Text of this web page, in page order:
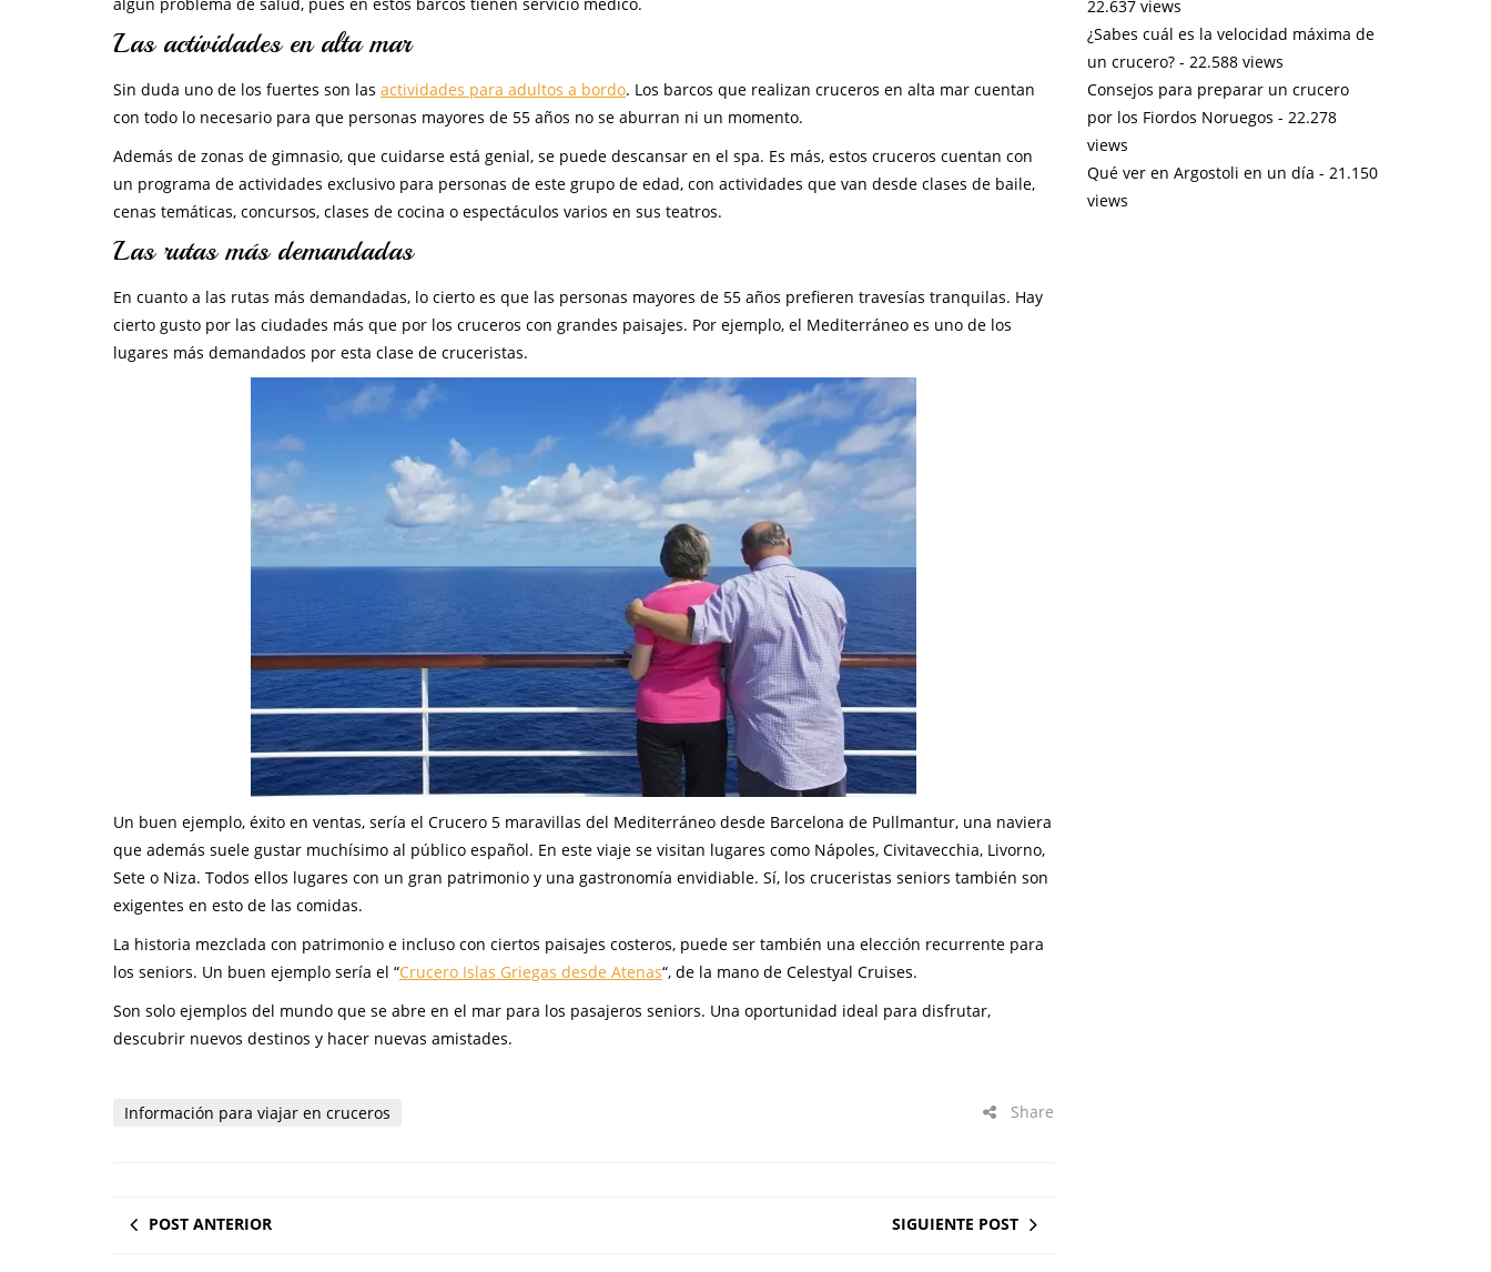
Las actividades en alta mar
Sin duda uno de los fuertes son las actividades para adultos a bordo. Los barcos que realizan cruceros en alta mar cuentan
con todo lo necesario para que personas mayores de 55 años no se aburran ni un momento.
Además de zonas de gimnasio, que cuidarse está genial, se puede descansar en el spa. Es más, estos cruceros cuentan con
un programa de actividades exclusivo para personas de este grupo de edad, con actividades que van desde clases de baile,
cenas temáticas, concursos, clases de cocina o espectáculos varios en sus teatros.
Las rutas más demandadas
En cuanto a las rutas más demandadas, lo cierto es que las personas mayores de 55 años prefieren travesías tranquilas. Hay
cierto gusto por las ciudades más que por los cruceros con grandes paisajes. Por ejemplo, el Mediterráneo es uno de los
lugares más demandados por esta clase de cruceristas.
Un buen ejemplo, éxito en ventas, sería el Crucero 5 maravillas del Mediterráneo desde Barcelona de Pullmantur, una naviera
que además suele gustar muchísimo al público español. En este viaje se visitan lugares como Nápoles, Civitavecchia, Livorno,
Sete o Niza. Todos ellos lugares con un gran patrimonio y una gastronomía envidiable. Sí, los cruceristas seniors también son
exigentes en esto de las comidas.
La historia mezclada con patrimonio e incluso con ciertos paisajes costeros, puede ser también una elección recurrente para
los seniors. Un buen ejemplo sería el “Crucero Islas Griegas desde Atenas“, de la mano de Celestyal Cruises.
Son solo ejemplos del mundo que se abre en el mar para los pasajeros seniors. Una oportunidad ideal para disfrutar,
descubrir nuevos destinos y hacer nuevas amistades.
Información para viajar en cruceros Share
POST ANTERIOR SIGUIENTE POST
22.637 views
¿Sabes cuál es la velocidad máxima de
un crucero?- 22.588 views
Consejos para preparar un crucero
por los Fiordos Noruegos - 22.278
views
Qué ver en Argostoli en un día - 21.150
views